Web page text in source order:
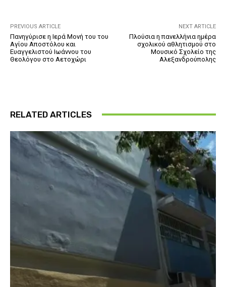
PREVIOUS ARTICLE
Πανηγύρισε η Ιερά Μονή του του
Αγίου Αποστόλου και
Ευαγγελιστού Ιωάννου του
Θεολόγου στο Αετοχώρι
NEXT ARTICLE
Πλούσια η πανελλήνια ημέρα
σχολικού αθλητισμού στο
Μουσικό Σχολείο της
Αλεξανδρούπολης
RELATED ARTICLES